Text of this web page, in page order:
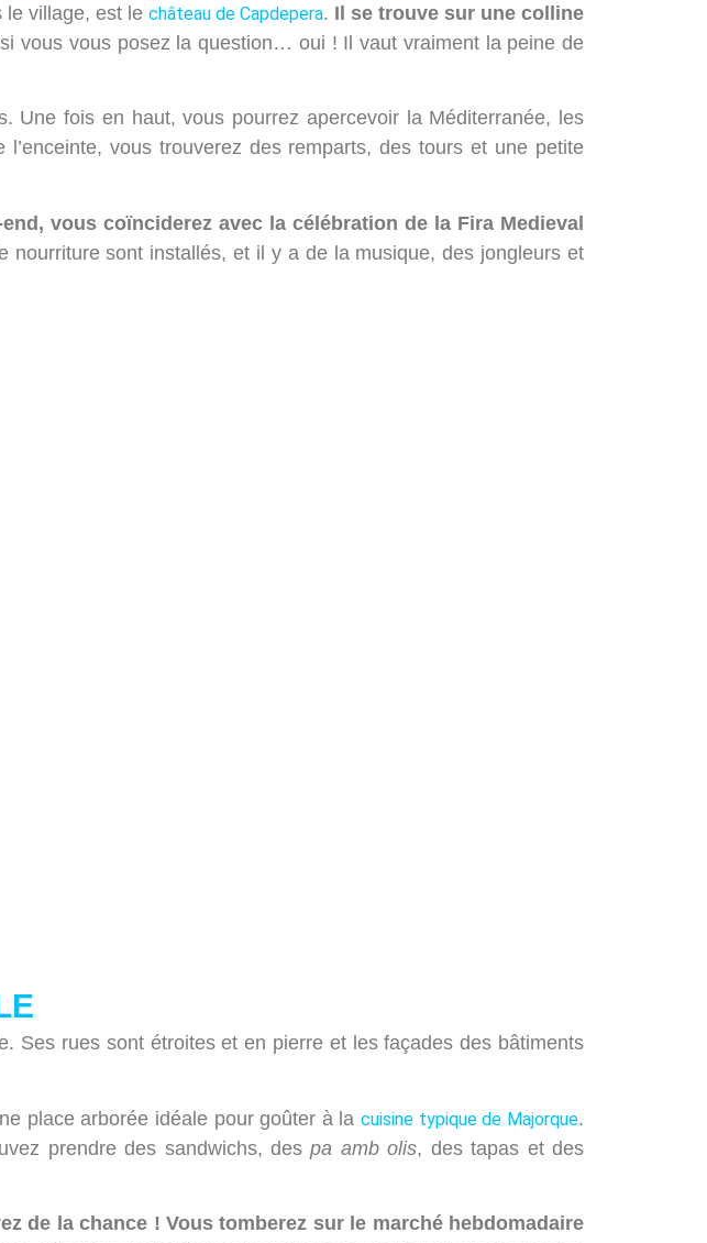
le village, est le château de Capdepera. Il se trouve sur une colline
vous vous posez la question… oui ! Il vaut vraiment la peine de
Une fois en haut, vous pourrez apercevoir la Méditerranée, les
vous trouverez des remparts, des tours et une petite
vous coïnciderez avec la célébration de la Fira Medieval
nourriture sont installés, et il y a de la musique, des jongleurs et
Ses rues sont étroites et en pierre et les façades des bâtiments
place arborée idéale pour goûter à lacuisine typique de Majorque.
prendre des sandwichs, despa amb olis, des tapas et des
de la chance ! Vous tomberez sur le marché hebdomadaire